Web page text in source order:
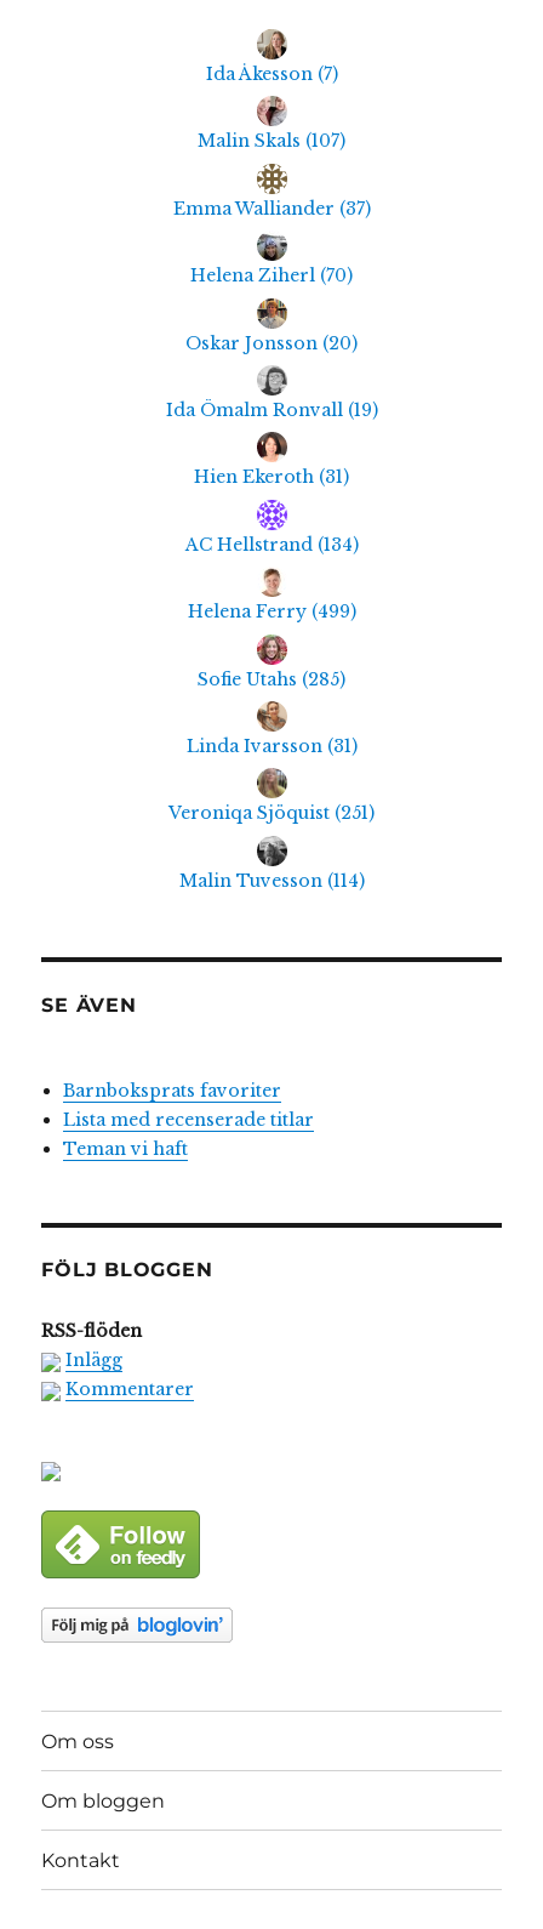
Ida Åkesson (7)
Malin Skals (107)
Emma Walliander (37)
Helena Ziherl (70)
Oskar Jonsson (20)
Ida Ömalm Ronvall (19)
Hien Ekeroth (31)
AC Hellstrand (134)
Helena Ferry (499)
Sofie Utahs (285)
Linda Ivarsson (31)
Veroniqa Sjöquist (251)
Malin Tuvesson (114)
SE ÄVEN
Barnboksprats favoriter
Lista med recenserade titlar
Teman vi haft
FÖLJ BLOGGEN
RSS-flöden
Inlägg
Kommentarer
Om oss
Om bloggen
Kontakt